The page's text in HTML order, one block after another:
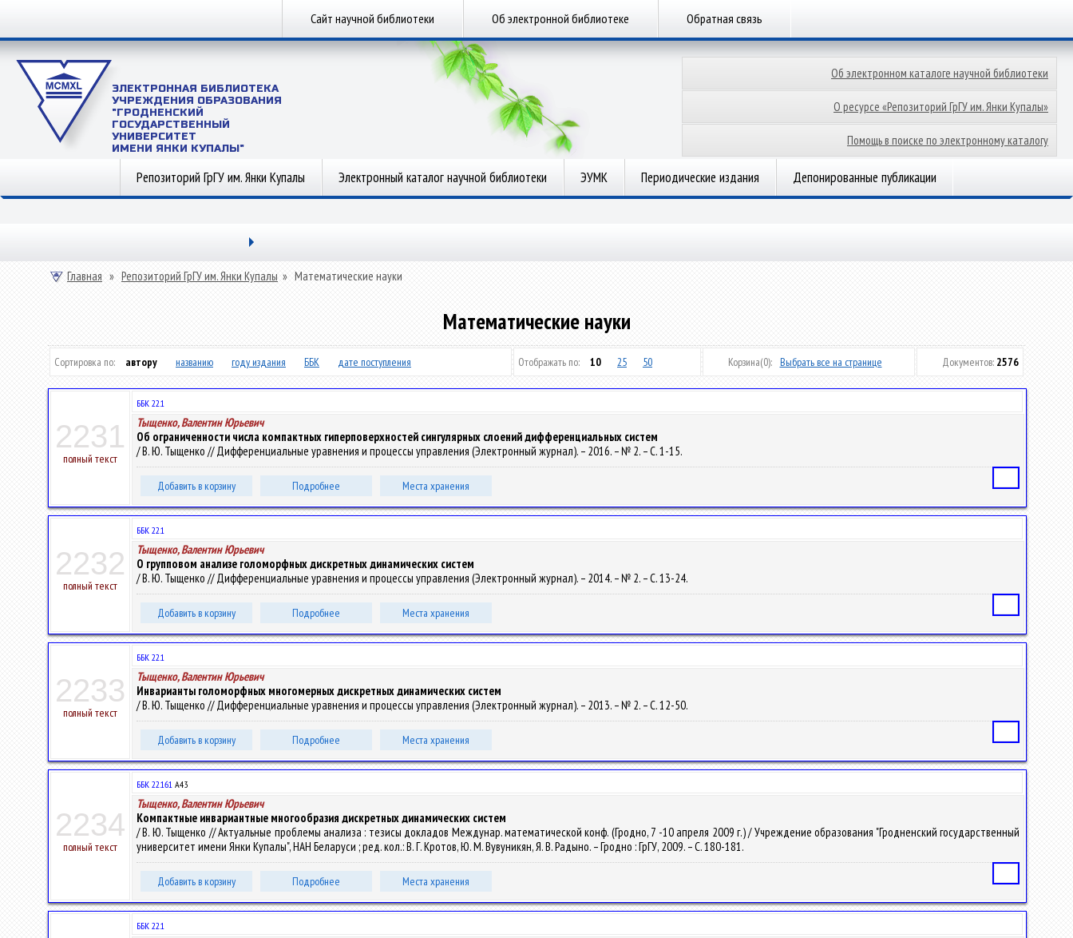
Сайт научной библиотеки Об электронной библиотеке Обратная связь
ЭЛЕКТРОННАЯ БИБЛИОТЕКА
УЧРЕЖДЕНИЯ ОБРАЗОВАНИЯ
"ГРОДНЕНСКИЙ
ГОСУДАРСТВЕННЫЙ
УНИВЕРСИТЕТ
ИМЕНИ ЯНКИ КУПАЛЫ"
Об электронном каталоге научной библиотеки
О ресурсе «Репозиторий ГрГУ им. Янки Купалы»
Помощь в поиске по электронному каталогу
Репозиторий ГрГУ им. Янки Купалы Электронный каталог научной библиотеки ЭУМК Периодические издания Депонированные публикации
Главная » Репозиторий ГрГУ им. Янки Купалы » Математические науки
Математические науки
Сортировка по: автору названию году издания ББК дате поступления Отображать по: 10 25 50 Корзина(0): Выбрать все на странице Документов: 2576
2231
полный текст
ББК 22.1
Тыщенко, Валентин Юрьевич
Об ограниченности числа компактных гиперповерхностей сингулярных слоений дифференциальных систем
/ В. Ю. Тыщенко // Дифференциальные уравнения и процессы управления (Электронный журнал). – 2016. – № 2. – С. 1-15.
Добавить в корзину Подробнее Места хранения
2232
полный текст
ББК 22.1
Тыщенко, Валентин Юрьевич
О групповом анализе голоморфных дискретных динамических систем
/ В. Ю. Тыщенко // Дифференциальные уравнения и процессы управления (Электронный журнал). – 2014. – № 2. – С. 13-24.
Добавить в корзину Подробнее Места хранения
2233
полный текст
ББК 22.1
Тыщенко, Валентин Юрьевич
Инварианты голоморфных многомерных дискретных динамических систем
/ В. Ю. Тыщенко // Дифференциальные уравнения и процессы управления (Электронный журнал). – 2013. – № 2. – С. 12-50.
Добавить в корзину Подробнее Места хранения
2234
полный текст
ББК 22.161 А43
Тыщенко, Валентин Юрьевич
Компактные инвариантные многообразия дискретных динамических систем
/ В. Ю. Тыщенко // Актуальные проблемы анализа : тезисы докладов Междунар. математической конф. (Гродно, 7 -10 апреля 2009 г.) / Учреждение образования "Гродненский государственный
университет имени Янки Купалы", НАН Беларуси ; ред. кол.: В. Г. Кротов, Ю. М. Вувуникян, Я. В. Радыно. – Гродно : ГрГУ, 2009. – С. 180-181.
Добавить в корзину Подробнее Места хранения
ББК 22.1